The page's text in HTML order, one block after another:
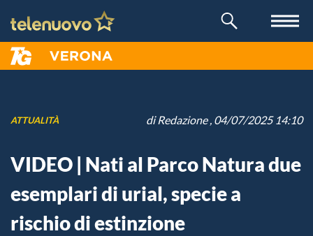
ATTUALITÀ diRedazione, 04/07/2025 14:10
VIDEO | Nati al Parco Natura due
esemplari di urial, specie a
rischio di estinzione